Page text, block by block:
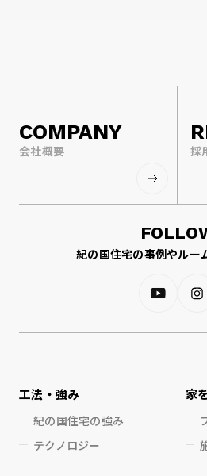
COMPANY
会社概要 採
紀の国住宅の事例やルー
工法・強み
紀の国住宅の強み
テクノロジー
家